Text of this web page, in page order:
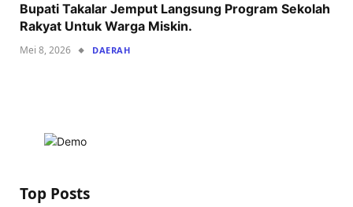
Bupati Takalar Jemput Langsung Program Sekolah
Rakyat Untuk Warga Miskin.
Mei 8, 2026 DAERAH
Top Posts